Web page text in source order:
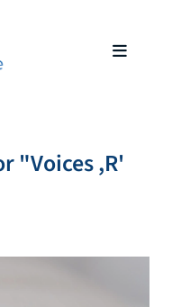
"Voices ,R'